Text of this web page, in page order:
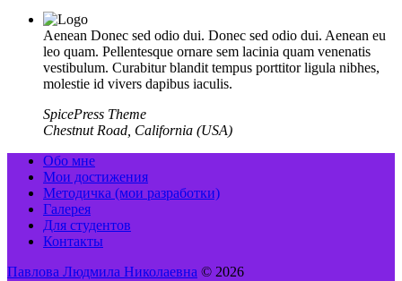
Aenean Donec sed odio dui. Donec sed odio dui. Aenean eu
leo quam. Pellentesque ornare sem lacinia quam venenatis
vestibulum. Curabitur blandit tempus porttitor ligula nibhes,
molestie id vivers dapibus iaculis.
SpicePress Theme
Chestnut Road, California (USA)
Обо мне
Мои достижения
Методичка (мои разработки)
Галерея
Для студентов
Контакты
Павлова Людмила Николаевна © 2026